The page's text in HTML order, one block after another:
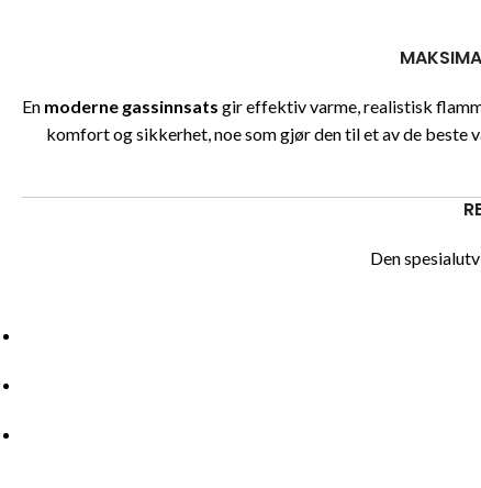
En moderne gassinnsats gir effektiv varme, realistisk
komfort og sikkerhet, noe som gjør den til et av de beste
Den